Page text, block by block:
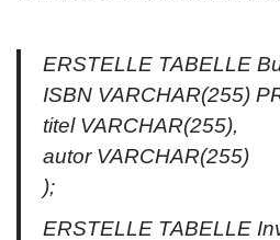
ERSTELLE TABELLE
ISBN VARCHAR(255)
titel VARCHAR(255),
autor VARCHAR(255)
);
ERSTELLE TABELLE